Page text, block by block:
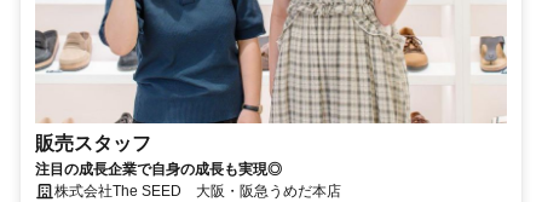
販売スタッフ
注目の成長企業で自身の成長も実現◎
株式会社The SEED 大阪・阪急うめだ本店